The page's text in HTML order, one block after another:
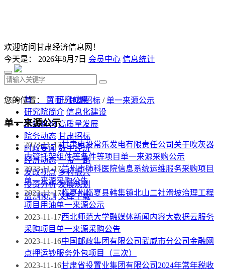
欢迎访问甘肃经济信息网！
今天是： 2026年8月7日 会员中心 信息统计
首 页 研究成果
研究院简介 信息化建设
组织机构 高质量发展
院务动态 甘肃招标
时政要闻 数字经济
经济动态 一带一路
发改视点 乡村振兴
投资分析 发展规划
监测预测 文库下载
您的位置： 首页/甘肃招标 /单一来源公示
单一来源公示
2023-11-17甘肃电投常乐发电有限责任公司关于吹灰器
内管托架组件等备件等项目单一来源采购公示
2023-11-17兰州市肺科医院信息系统运维服务采购项目
单一来源采购公告
2023-11-17临夏州临夏县韩集镇北山二社滑坡治理工程
项目用油单一来源公示
2023-11-17西北师范大学融媒体新闻内容大数据云服务
采购项目单一来源采购公告
2023-11-16中国邮政集团有限公司武威市分公司金融网
点押运钞服务外包项目（三次）
2023-11-16甘肃省投置业集团有限公司2024年常年税收